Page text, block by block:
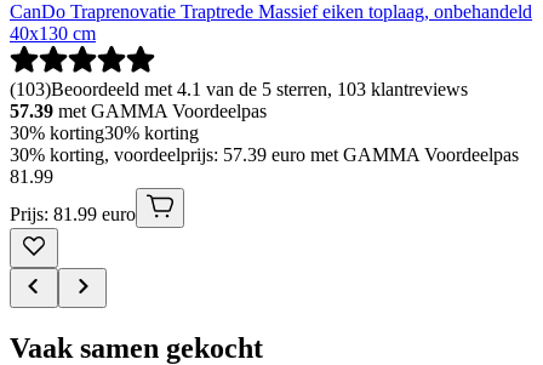
CanDo Traprenovatie Traptrede Massief eiken toplaag, onbehandeld
40x130 cm
(103)Beoordeeld met 4.1 van de 5 sterren, 103 klantreviews
57.39 met GAMMA Voordeelpas
30% korting30% korting
30% korting, voordeelprijs: 57.39 euro met GAMMA Voordeelpas
81 .99
Prijs: 81.99 euro
Vaak samen gekocht